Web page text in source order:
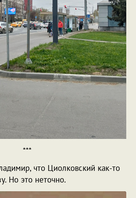
***
что Циолковский как-то
Но это неточно.